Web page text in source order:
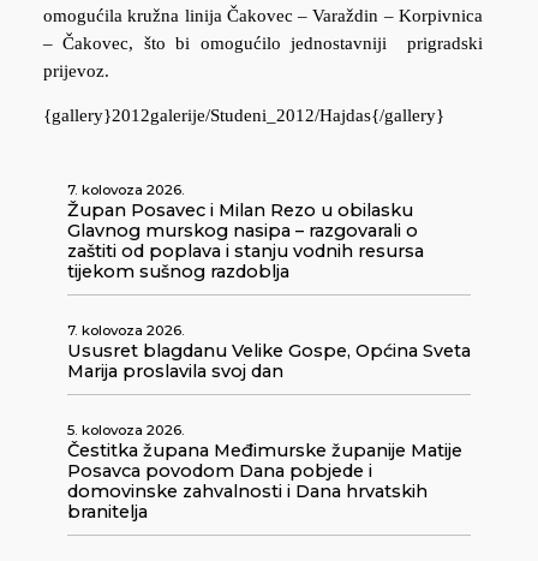
omogućila kružna linija Čakovec – Varaždin – Korpivnica
– Čakovec, što bi omogućilo jednostavniji prigradski
prijevoz.
{gallery}2012galerije/Studeni_2012/Hajdas{/gallery}
7. kolovoza 2026.
Župan Posavec i Milan Rezo u obilasku
Glavnog murskog nasipa – razgovarali o
zaštiti od poplava i stanju vodnih resursa
tijekom sušnog razdoblja
7. kolovoza 2026.
Ususret blagdanu Velike Gospe, Općina Sveta
Marija proslavila svoj dan
5. kolovoza 2026.
Čestitka župana Međimurske županije Matije
Posavca povodom Dana pobjede i
domovinske zahvalnosti i Dana hrvatskih
branitelja